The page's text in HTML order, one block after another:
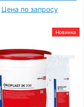
Цена по запросу
Новинка